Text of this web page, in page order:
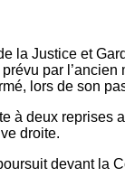
la Justice et
par
lors de son
à deux reprises
droite.
devant la